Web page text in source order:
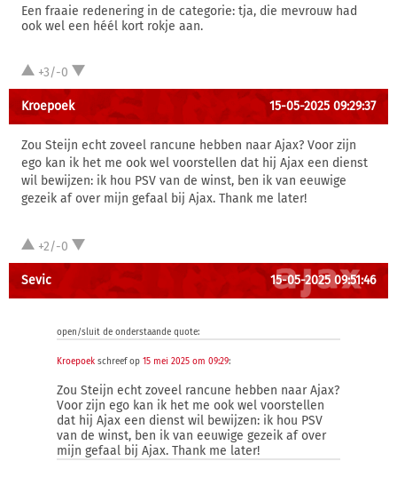
Een fraaie redenering in de categorie: tja, die mevrouw had
ook wel een héél kort rokje aan.
+3/-0
Kroepoek 15-05-2025 09:29:37
Zou Steijn echt zoveel rancune hebben naar Ajax? Voor zijn
ego kan ik het me ook wel voorstellen dat hij Ajax een dienst
wil bewijzen: ik hou PSV van de winst, ben ik van eeuwige
gezeik af over mijn gefaal bij Ajax. Thank me later!
+2/-0
Sevic 15-05-2025 09:51:46
open/sluit de onderstaande quote:
Kroepoek schreef op 15 mei 2025 om 09:29:
Zou Steijn echt zoveel rancune hebben naar Ajax?
Voor zijn ego kan ik het me ook wel voorstellen
dat hij Ajax een dienst wil bewijzen: ik hou PSV
van de winst, ben ik van eeuwige gezeik af over
mijn gefaal bij Ajax. Thank me later!